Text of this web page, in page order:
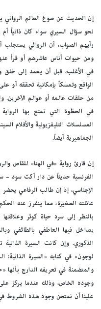
إن الحديث عن صوغ العالم الروائي
نحو سؤال السيري سواء كان ذاتياً
رأيهم الصواب، أن الروائي يستجلب
ومن حيوات أناس عاشرهم أو قرأ
في الأغلب، قبل أن يعمد إلى خلق
الواقع وتمسكاً بإمكانية تحققه أو
من حلقات عالمه أو عوالم الآخرين.
في الحظوة التي تمتع بها
المسلسلات التليفزيونية والأفلام
الجماهيرية أيضاً.
إن قارئ رواية «في الهنا» للقاص
الفرنسية حديثاً عن دار أكت سود
الإجناسي، إذ إن طالب الرفاعي يحضر
عائلته الصغيرة، مما ينفرز عنه
بالنظر إلى سرد حياة كوثر
يتداخل فيها العاطفي بالطائفي
الذكوري. وإن كانت السيرة
لوجون» في كتابه «السيرة الذاتية:
والمتضمنة في تعريفه الدارج
علينا أن نمتحن وجود هذه الشروط في